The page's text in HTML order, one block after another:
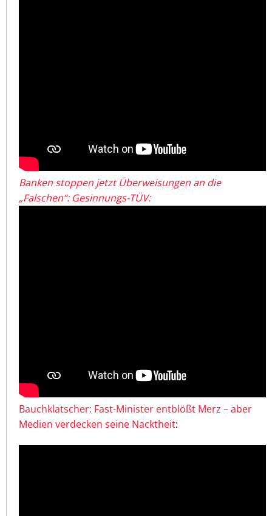
Banken stoppen jetzt Überweisungen an die
„Falschen“: Gesinnungs-TÜV:
Bauchklatscher: Fast-Minister entblößt Merz – aber
Medien verdecken seine Nacktheit: